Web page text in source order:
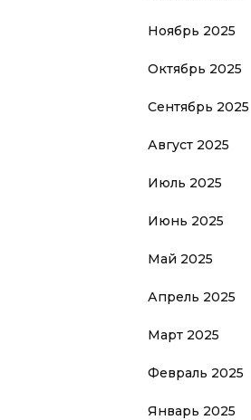
Ноябрь 2025
Октябрь 2025
Сентябрь 2025
Август 2025
Июль 2025
Июнь 2025
Май 2025
Апрель 2025
Март 2025
Февраль 2025
Январь 2025